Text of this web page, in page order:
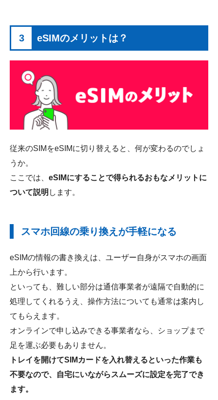
3 eSIMのメリットは？
従来のSIMをeSIMに切り替えると、何が変わるのでしょ
うか。
ここでは、 eSIMにすることで得られるおもなメリットに
ついて説明 します。
スマホ回線の乗り換えが手軽になる
eSIMの情報の書き換えは、ユーザー自身がスマホの画面
上から行います。
といっても、難しい部分は通信事業者が遠隔で自動的に
処理してくれるうえ、操作方法についても通常は案内し
てもらえます。
オンラインで申し込みできる事業者なら、ショップまで
足を運ぶ必要もありません。
トレイを開けてSIMカードを入れ替えるといった作業も
不要なので、自宅にいながらスムーズに設定を完了でき
ます。